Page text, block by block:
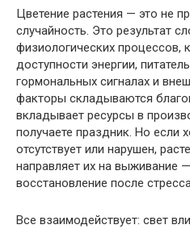
Цветение растения — это не
случайность. Это результат
физиологических процессов,
доступности энергии,
гормональных сигналах и
факторы складываются
вкладывает ресурсы в
получаете праздник. Но если
отсутствует или нарушен,
направляет их на выживание
восстановление после
Все взаимодействует: свет